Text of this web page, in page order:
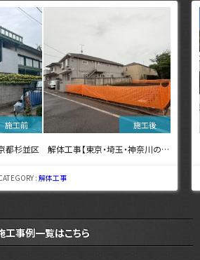
区 解体工事【東京・埼玉・神奈川の解体工事なら東央建設へ】
:解体工事
工事例一覧はこちら